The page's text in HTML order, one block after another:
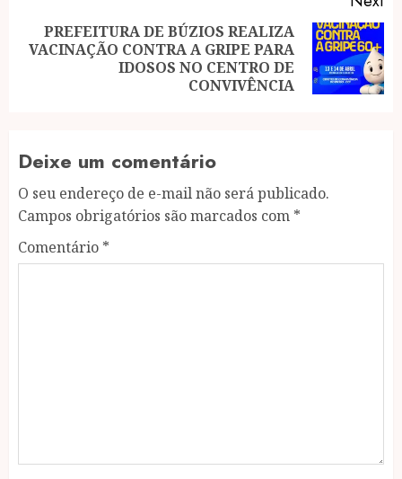
Next
PREFEITURA DE BÚZIOS REALIZA
VACINAÇÃO CONTRA A GRIPE PARA
IDOSOS NO CENTRO DE
CONVIVÊNCIA
Deixe um comentário
O seu endereço de e-mail não será publicado.
Campos obrigatórios são marcados com *
Comentário *